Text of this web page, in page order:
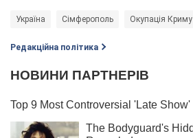
Україна Сімферополь Окупація Криму
Редакційна політика